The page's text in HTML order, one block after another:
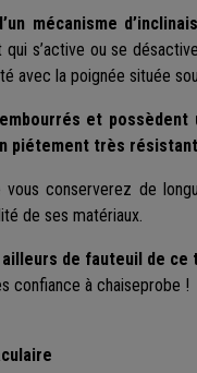
mécanisme
s’active ou se
avec la poignée située
et
piétement très
vous conserverez de
de ses matériaux.
de fauteuil de ce
confiance à chaiseprobe !